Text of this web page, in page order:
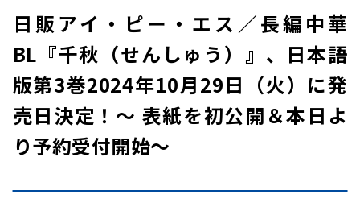
日販アイ・ピー・エス／長編中華
BL『千秋（せんしゅう）』、日本語
版第3巻2024年10月29日（火）に発
売日決定！～ 表紙を初公開＆本日よ
り予約受付開始～